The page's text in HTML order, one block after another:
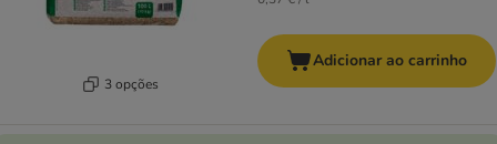
3 opções
Adicionar ao carrinho